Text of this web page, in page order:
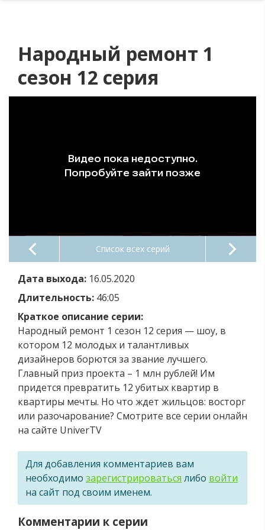
Народный ремонт 1
сезон 12 серия
Список всех серий
Дата выхода: 16.05.2020
Длительность: 46:05
Краткое описание серии:
Народный ремонт 1 сезон 12 серия — шоу, в
котором 12 молодых и талантливых
дизайнеров борются за звание лучшего.
Главный приз проекта – 1 млн рублей! Им
придется превратить 12 убитых квартир в
квартиры мечты. Но что ждет жильцов: восторг
или разочарование? Смотрите все серии онлайн
на сайте UniverTV
Для добавления комментариев вам
необходимо зарегистрироваться либо войти
на сайт под своим именем.
Комментарии к серии